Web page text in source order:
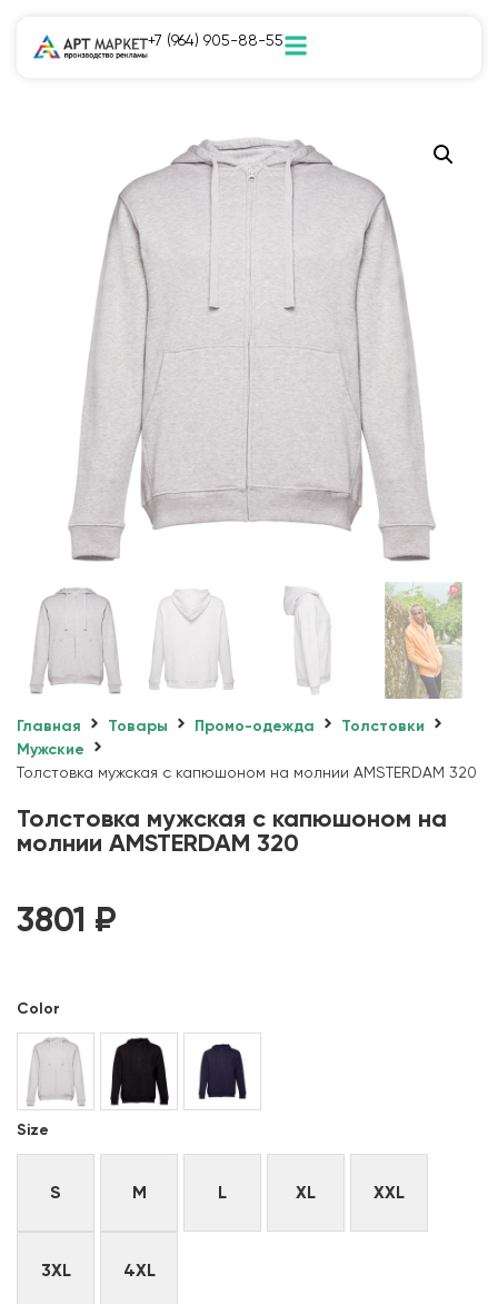
+7 (964) 905-88-55
Главная Товары Промо-одежда
Толстовки
Мужские
Толстовка мужская с капюшоном на молнии AMSTERDAM 320
Толстовка мужская с капюшоном на
молнии AMSTERDAM 320
3801 ₽
Color
Size
S M L XL XXL
3XL 4XL